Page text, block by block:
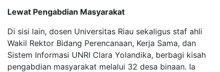
Lewat Pengabdian Masyarakat
Di sisi lain, dosen Universitas Riau sekaligus staf ahli
Wakil Rektor Bidang Perencanaan, Kerja Sama, dan
Sistem Informasi UNRI Clara Yolandika, berbagi kisah
pengabdian masyarakat melalui 32 desa binaan. Ia